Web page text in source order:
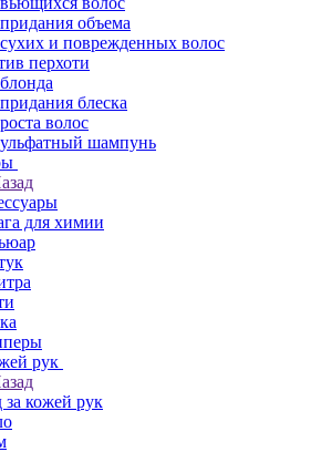
объема
и поврежденных волос
перхоти
блеска
волос
шампунь
для химии
рук
за кожей рук